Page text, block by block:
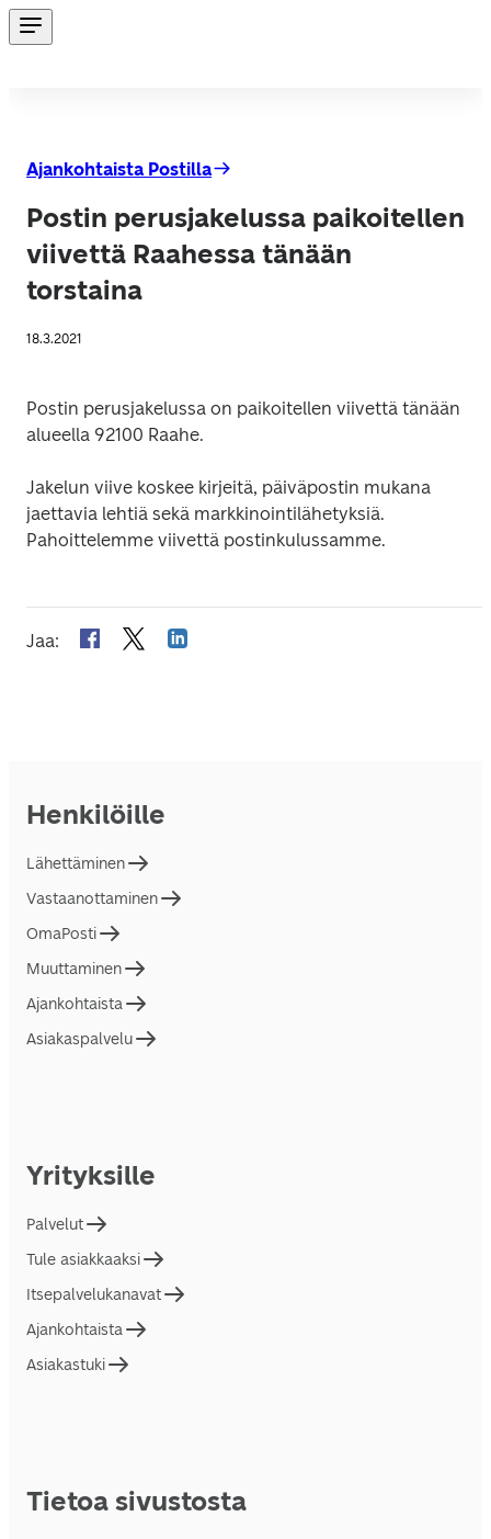
Ajankohtaista Postilla
Postin perusjakelussa paikoitellen
viivettä Raahessa tänään
torstaina
18.3.2021
Postin perusjakelussa on paikoitellen viivettä tänään
alueella 92100 Raahe.
Jakelun viive koskee kirjeitä, päiväpostin mukana
jaettavia lehtiä sekä markkinointilähetyksiä.
Pahoittelemme viivettä postinkulussamme.
Jaa:
Henkilöille
Lähettäminen
Vastaanottaminen
OmaPosti
Muuttaminen
Ajankohtaista
Asiakaspalvelu
Yrityksille
Palvelut
Tule asiakkaaksi
Itsepalvelukanavat
Ajankohtaista
Asiakastuki
Tietoa sivustosta